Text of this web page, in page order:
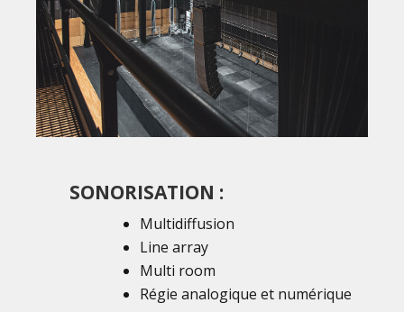
SONORISATION :
Multidiffusion
Line array
Multi room
Régie analogique et numérique